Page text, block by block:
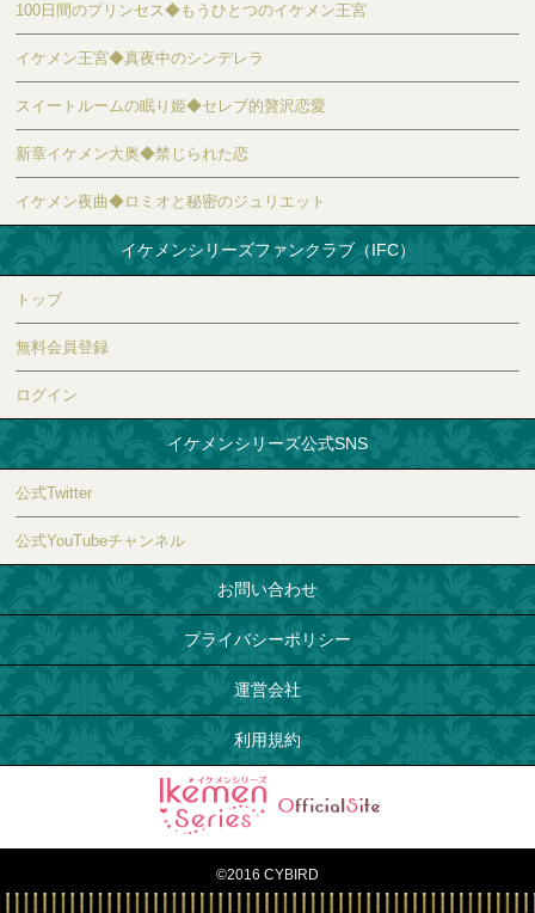
100日間のプリンセス◆もうひとつのイケメン王宮
イケメン王宮◆真夜中のシンデレラ
スイートルームの眠り姫◆セレブ的贅沢恋愛
新章イケメン大奥◆禁じられた恋
イケメン夜曲◆ロミオと秘密のジュリエット
イケメンシリーズファンクラブ（IFC）
トップ
無料会員登録
ログイン
イケメンシリーズ公式SNS
公式Twitter
公式YouTubeチャンネル
お問い合わせ
プライバシーポリシー
運営会社
利用規約
©2016 CYBIRD